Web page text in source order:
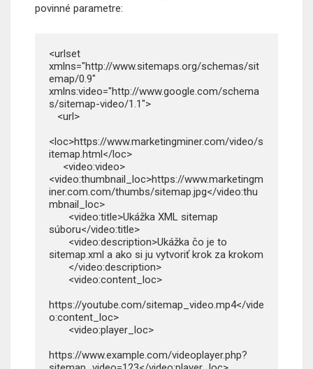
povinné parametre:
<urlset
xmlns="http://www.sitemaps.org/schemas/sit
emap/0.9"
xmlns:video="http://www.google.com/schema
s/sitemap-video/1.1">
<loc>https://www.marketingminer.com/video/s
itemap.html</loc>
<video:thumbnail_loc>https://www.marketingm
iner.com.com/thumbs/sitemap.jpg</video:thu
mbnail_loc>
súboru</video:title>
sitemap.xml a ako si ju vytvoriť krok za krokom
https://youtube.com/sitemap_video.mp4</vide
o:content_loc>
https://www.example.com/videoplayer.php?